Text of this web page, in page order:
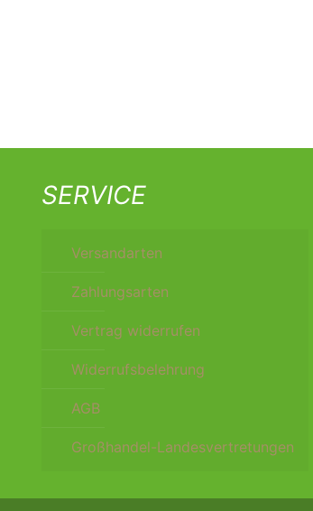
SERVICE
Versandarten
Zahlungsarten
Vertrag widerrufen
Widerrufsbelehrung
AGB
Großhandel-Landesvertretungen